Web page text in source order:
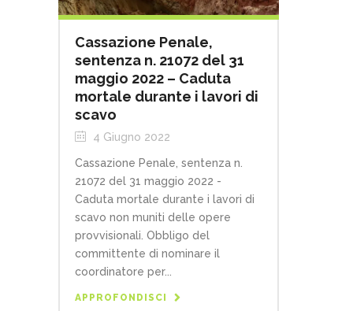
Cassazione Penale,
sentenza n. 21072 del 31
maggio 2022 – Caduta
mortale durante i lavori di
scavo
4 Giugno 2022
Cassazione Penale, sentenza n.
21072 del 31 maggio 2022 -
Caduta mortale durante i lavori di
scavo non muniti delle opere
provvisionali. Obbligo del
committente di nominare il
coordinatore per...
APPROFONDISCI